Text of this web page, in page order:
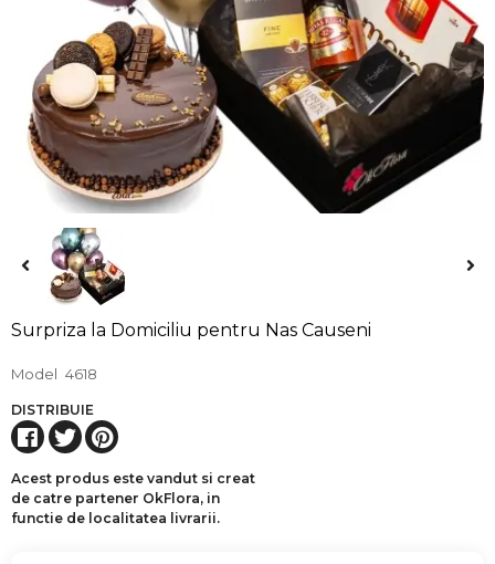
Surpriza la Domiciliu pentru Nas Causeni
Model 4618
DISTRIBUIE
Acest produs este vandut si creat
de catre partener OkFlora, in
functie de localitatea livrarii.